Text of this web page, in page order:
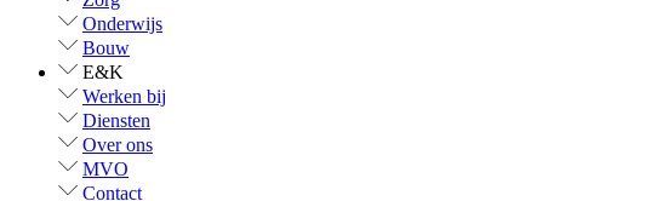
Onderwijs
Bouw
E&K
Werken bij
Diensten
Over ons
MVO
Contact